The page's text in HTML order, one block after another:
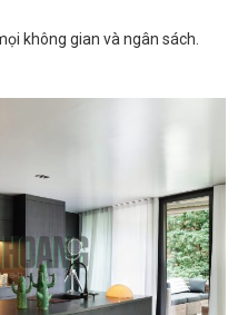
không gian và ngân sách.